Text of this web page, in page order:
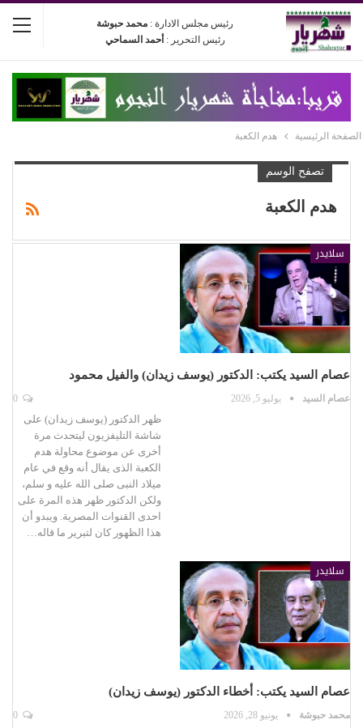
رئيس مجلس الادارة : محمد حبوشة
رئيس التحرير : أحمد السماحي
الصفحة الرئيسية هدم الكعبة
تصفح الوسم
هدم الكعبة
سلايدر
عصام السيد يكتب: الدكتور (يوسف زيدان) والفيل محمود
عصام السيد يوليو 5, 2026
ظهر الدكتور (يوسف زيدان) على
شاشة التليفزيون ليتحدث مرة
أخرى عن موضوع محاولة هدم
الكعبة الذى يقال أنه وقع في عام
ميلاد النبى صلى الله عليه و سلم،
ولكن الدكتور ظهر هذه المرة على
احدى القنوات المصرية. ويبدو أن
هذا الظهور كان لتبرير ما قاله…
سلايدر
عصام السيد يكتب: أخطاء الدكتور (يوسف زيدان)
محمد حبوشة يونيو 28, 2026